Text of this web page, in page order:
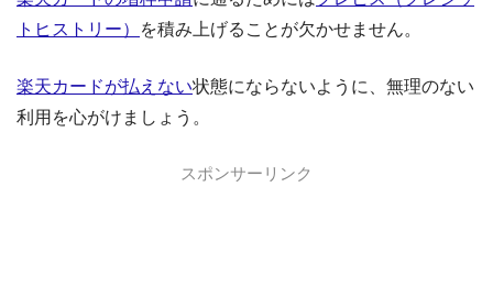
トヒストリー）
を積み上げることが欠かせません。
楽天カードが払えない状態にならないように、無理のない
利用を心がけましょう。
スポンサーリンク